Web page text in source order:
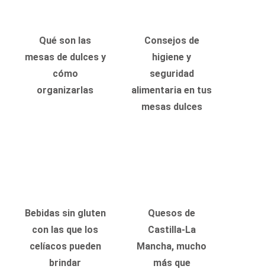
Qué son las
mesas de dulces y
cómo
organizarlas
Consejos de
higiene y
seguridad
alimentaria en tus
mesas dulces
Bebidas sin gluten
con las que los
celíacos pueden
brindar
Quesos de
Castilla-La
Mancha, mucho
más que